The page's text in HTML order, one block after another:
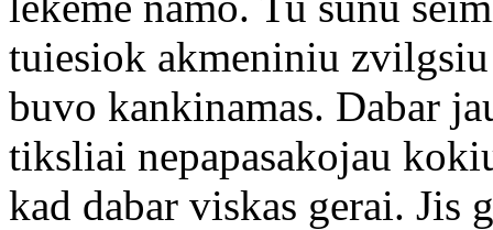
tuiesiok akmeniniu
buvo kankinamas. Dabar
tiksliai nepapasakojau
kad dabar viskas gerai. Jis